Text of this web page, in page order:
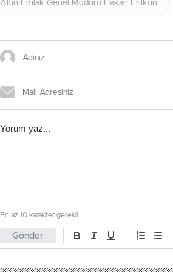
Altın Emlak Genel Müdürü Hakan Erilkun
Gönder
En az 10 karakter gerekli